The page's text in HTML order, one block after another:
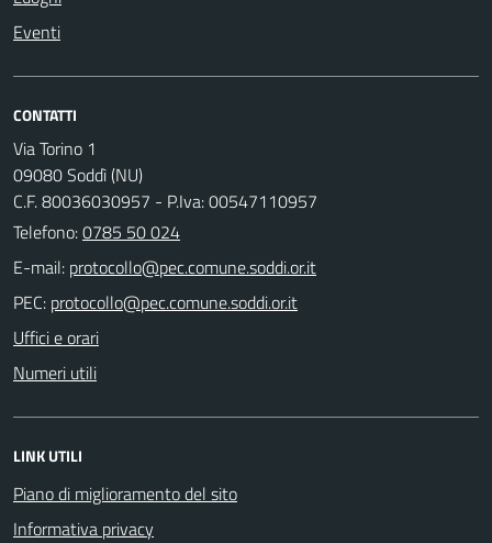
Eventi
CONTATTI
Via Torino 1
09080 Soddì (NU)
C.F. 80036030957 - P.Iva: 00547110957
Telefono:0785 50 024
E-mail:
PEC:
Uffici e orari
Numeri utili
LINK UTILI
Piano di miglioramento del sito
Informativa privacy